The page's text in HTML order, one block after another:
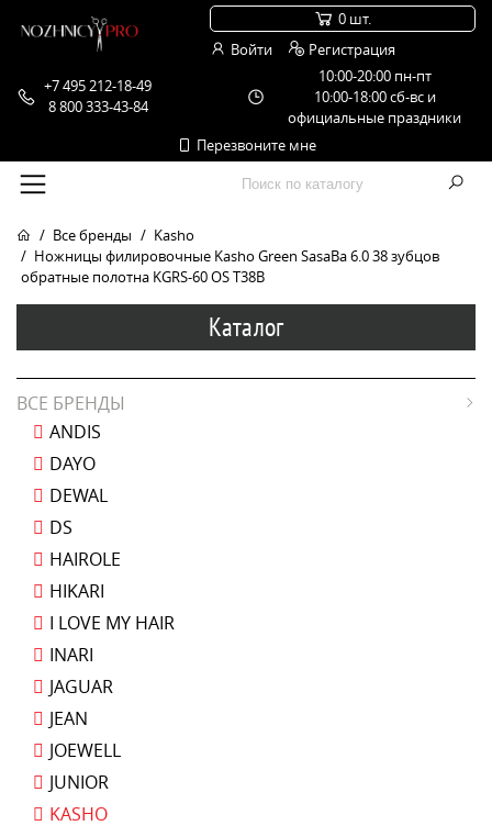
+7 495 212-18-49
8 800 333-43-84
10:00-20:00 пн-пт
10:00-18:00 сб-вс и
официальные праздники
Перезвоните мне
0 шт.
Войти
Регистрация
Все бренды
Kasho
Ножницы филировочные Kasho Green SasaBa 6.0 38 зубцов
обратные полотна KGRS-60 OS T38B
Каталог
ВСЕ БРЕНДЫ
ANDIS
DAYO
DEWAL
DS
HAIROLE
HIKARI
I LOVE MY HAIR
INARI
JAGUAR
JEAN
JOEWELL
JUNIOR
KASHO